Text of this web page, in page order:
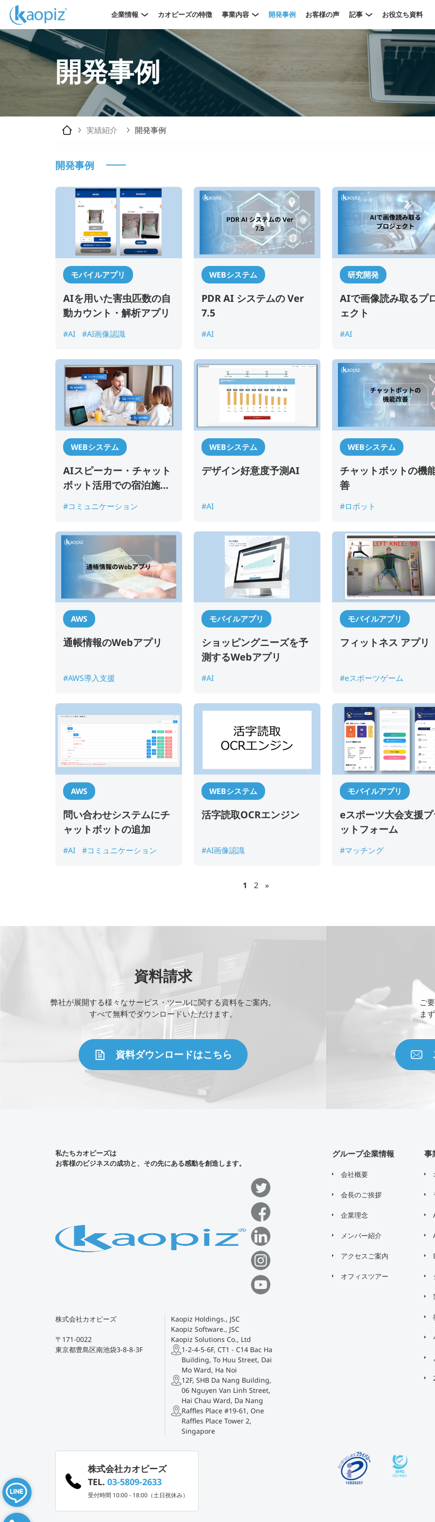
企業情報 カオピーズの特徴 事業内容 開発事例 お客様の声 記事 お役立ち資料
メールアドレス*
ご連絡先電話番号*
ご相談の種類 *
お問い合わせ内容
必須項目に入力してください
「個人情報の取
開発事例
実績紹介 開発事例
開発事例
モバイルアプリ
AIを用いた害虫匹数の自
動カウント・解析アプリ​
#AI #AI画像認識
WEBシステム
PDR AI システムの Ver
7.5
#AI
研究開発
AIで画像読み取るプ
ェクト
#AI
WEBシステム
AIスピーカー・チャット
ボット活用での宿泊施設
#コミュニケーション
WEBシステム
デザイン好意度予測AI
#AI
WEBシステム
チャットボットの機
善
#ロボット
AWS
通帳情報のWebアプリ
#AWS導入支援
モバイルアプリ
ショッピングニーズを予
測するWebアプリ
#AI
モバイルアプリ
フィットネス アプリ
#eスポーツゲーム
AWS
問い合わせシステムにチ
ャットボットの追加
#AI #コミュニケーション
WEBシステム
活字読取OCRエンジン
#AI画像認識
モバイルアプリ
eスポーツ⼤会支援
ットフォーム
#マッチング
1 2 »
資料請求
弊社が展開する様々なサービス・ツールに関する資料をご案内。
すべて無料でダウンロードいただけます。
資料ダウンロードはこちら
ご
ま
私たちカオピーズは
お客様のビジネスの成功と、その先にある感動を創造します。
株式会社カオピーズ
〒171-0022
東京都豊島区南池袋3-8-8-3F
Kaopiz Holdings., JSC
Kaopiz Software., JSC
Kaopiz Solutions Co., Ltd
1-2-4-5-6F, CT1 - C14 Bac Ha
Building, To Huu Street, Dai
Mo Ward, Ha Noi
12F, SHB Da Nang Building,
06 Nguyen Van Linh Street,
Hai Chau Ward, Da Nang
Raffles Place #19-61, One
Raffles Place Tower 2,
Singapore
グループ企業情報
会社概要
会長のご挨拶
企業理念
メンバー紹介
アクセスご案内
オフィスツアー
事
株式会社カオピーズ
TEL. 03-5809-2633
受付時間 10:00 - 18:00（土日祝休み）